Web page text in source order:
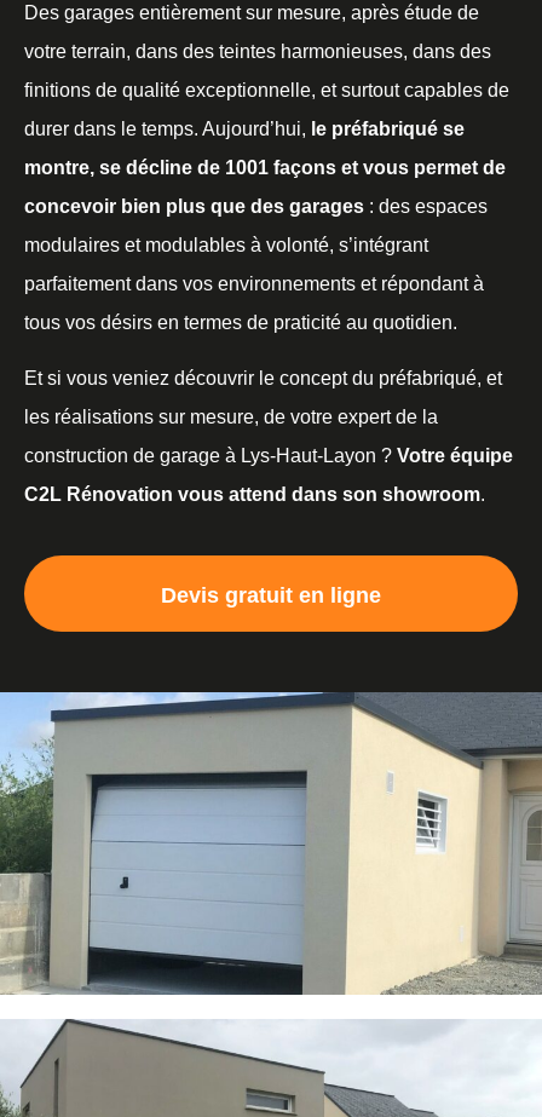
Des garages entièrement sur mesure, après étude de
votre terrain, dans des teintes harmonieuses, dans des
finitions de qualité exceptionnelle, et surtout capables de
durer dans le temps. Aujourd’hui, le préfabriqué se
montre, se décline de 1001 façons et vous permet de
concevoir bien plus que des garages : des espaces
modulaires et modulables à volonté, s’intégrant
parfaitement dans vos environnements et répondant à
tous vos désirs en termes de praticité au quotidien.
Et si vous veniez découvrir le concept du préfabriqué, et
les réalisations sur mesure, de votre expert de la
construction de garage à Lys-Haut-Layon ? Votre équipe
C2L Rénovation vous attend dans son showroom.
Devis gratuit en ligne